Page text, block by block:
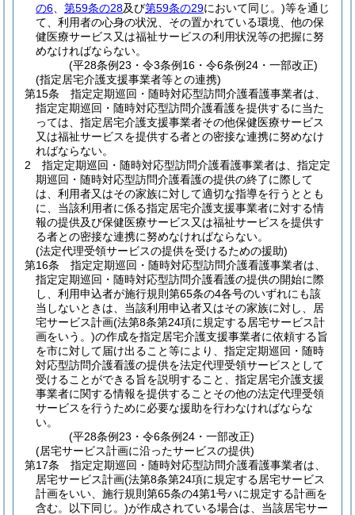
の6
第59条の28及び第59条の29において同じ。)等を通じ
て、利用者の心身の状況、その置かれている環境、他の保
健医療サービス又は福祉サービスの利用状況等の把握に努
めなければならない。
(平28条例23・令3条例16・令6条例24・一部改正)
(指定居宅介護支援事業者等との連携)
第15条
指定定期巡回・随時対応型訪問介護看護事業者は、
指定定期巡回・随時対応型訪問介護看護を提供するに当た
っては、指定居宅介護支援事業者その他保健医療サービス
又は福祉サービスを提供する者との密接な連携に努めなけ
ればならない。
2
指定定期巡回・随時対応型訪問介護看護事業者は、指定定
期巡回・随時対応型訪問介護看護の提供の終了に際して
は、利用者又はその家族に対して適切な指導を行うととも
に、当該利用者に係る指定居宅介護支援事業者に対する情
報の提供及び保健医療サービス又は福祉サービスを提供す
る者との密接な連携に努めなければならない。
(法定代理受領サービスの提供を受けるための援助)
第16条
指定定期巡回・随時対応型訪問介護看護事業者は、
指定定期巡回・随時対応型訪問介護看護の提供の開始に際
し、利用申込者が施行規則第65条の4各号のいずれにも該
当しないときは、当該利用申込者又はその家族に対し、居
宅サービス計画(法第8条第24項に規定する居宅サービス計
画をいう。)の作成を指定居宅介護支援事業者に依頼する旨
を市に対して届け出ること等により、指定定期巡回・随時
対応型訪問介護看護の提供を法定代理受領サービスとして
受けることができる旨を説明すること、指定居宅介護支援
事業者に関する情報を提供することその他の法定代理受領
サービスを行うために必要な援助を行わなければならな
い。
(平28条例23・令6条例24・一部改正)
(居宅サービス計画に沿ったサービスの提供)
第17条
指定定期巡回・随時対応型訪問介護看護事業者は、
居宅サービス計画(法第8条第24項に規定する居宅サービス
計画をいい、施行規則第65条の4第1号ハに規定する計画を
含む。以下同じ。)が作成されている場合は、当該居宅サー